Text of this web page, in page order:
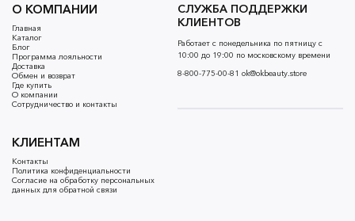
О КОМПАНИИ
Главная
Каталог
Блог
Программа лояльности
Доставка
Обмен и возврат
Где купить
О компании
Сотрудничество и контакты
КЛИЕНТАМ
Контакты
Политика конфиденциальности
Согласие на обработку персональных
данных для обратной связи
СЛУЖБА ПОДДЕРЖКИ
КЛИЕНТОВ
Работает с понедельника по пятницу с
10:00 до 19:00 по московскому времени
8-800-775-00-81 ok@okbeauty.store